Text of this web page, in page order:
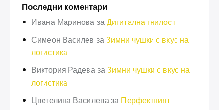
Последни коментари
Ивана Маринова за Дигитална гнилост
Симеон Василев за Зимни чушки с вкус на
логистика
Виктория РадевазаЗимни чушки с вкус на
логистика
Цветелина Василева за Перфектният